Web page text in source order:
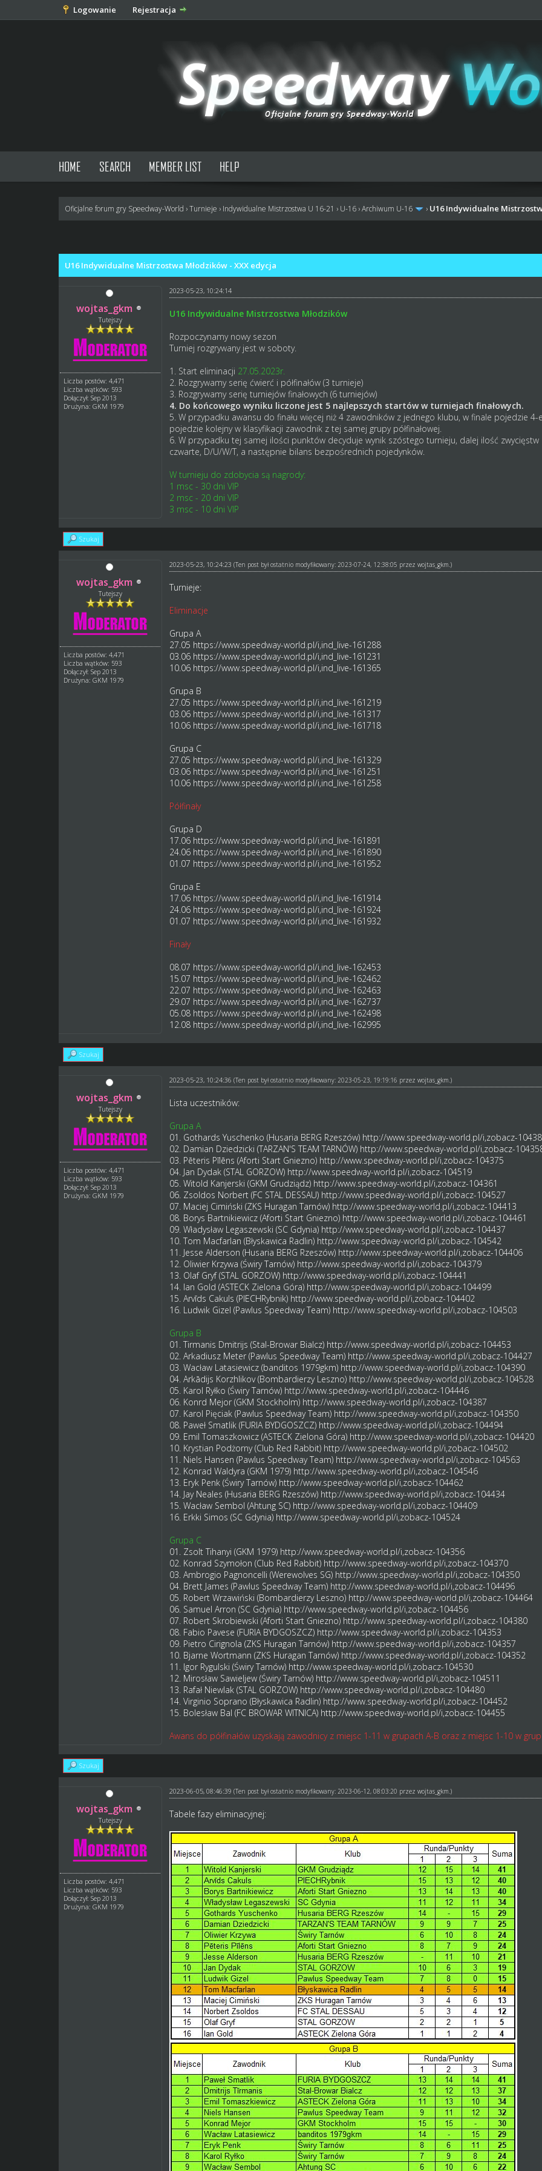
Logowanie Rejestracja
HOME SEARCH MEMBER LIST HELP
Oficjalne forum gry Speedway-World ›Turnieje › Indywidualne Mistrzostwa U 16-21 › U-16 ›Archiwum U-16 › U16 Indywidualne
U16 Indywidualne Mistrzostwa Młodzików - XXX edycja
wojtas_gkm
Tutejszy
Liczba postów: 4,471
Liczba wątków: 593
Dołączył: Sep 2013
Drużyna: GKM 1979
2023-05-23, 10:24:14
U16 Indywidualne Mistrzostwa Młodzików
Rozpoczynamy nowysezon
Turniej rozgrywany jest w soboty.
1. Start eliminacji 27.05.2023r.
2. Rozgrywamy serię ćwierć i półfinałów (3 turnieje)
3. Rozgrywamy serię turniejów finałowych (6 turniejów)
4. Do końcowego wyniku liczone jest 5 najlepszych startów w turniejach finałowych.
5. W przypadku awansu do finału więcej niż 4 zawodników z jednego klubu, w finale pojedzie
pojedzie kolejny w klasyfikacji zawodnik z tej samej grupy półfinałowej.
6. W przypadku tej samej ilości punktów decyduje wynik szóstego turnieju, dalej ilość
czwarte, D/U/W/T, a następnie bilans bezpośrednich pojedynków.
W turnieju do zdobycia są nagrody:
1 msc - 30 dni VIP
2 msc - 20 dni VIP
3 msc - 10 dni VIP
Szukaj
wojtas_gkm
Tutejszy
Liczba postów: 4,471
Liczba wątków: 593
Dołączył: Sep 2013
Drużyna: GKM 1979
2023-05-23, 10:24:23 (Ten post był ostatnio modyfikowany: 2023-07-24, 12:38:05 przez wojtas_gkm .)
Turnieje:
Eliminacje
Grupa A
27.05 https://www.speedway-world.pl/i,ind_live-161288
03.06 https://www.speedway-world.pl/i,ind_live-161231
10.06 https://www.speedway-world.pl/i,ind_live-161365
Grupa B
27.05 https://www.speedway-world.pl/i,ind_live-161219
03.06 https://www.speedway-world.pl/i,ind_live-161317
10.06 https://www.speedway-world.pl/i,ind_live-161718
Grupa C
27.05 https://www.speedway-world.pl/i,ind_live-161329
03.06 https://www.speedway-world.pl/i,ind_live-161251
10.06 https://www.speedway-world.pl/i,ind_live-161258
Półfinały
Grupa D
17.06 https://www.speedway-world.pl/i,ind_live-161891
24.06 https://www.speedway-world.pl/i,ind_live-161890
01.07 https://www.speedway-world.pl/i,ind_live-161952
Grupa E
17.06 https://www.speedway-world.pl/i,ind_live-161914
24.06 https://www.speedway-world.pl/i,ind_live-161924
01.07 https://www.speedway-world.pl/i,ind_live-161932
Finały
08.07 https://www.speedway-world.pl/i,ind_live-162453
15.07 https://www.speedway-world.pl/i,ind_live-162462
22.07 https://www.speedway-world.pl/i,ind_live-162463
29.07 https://www.speedway-world.pl/i,ind_live-162737
05.08 https://www.speedway-world.pl/i,ind_live-162498
12.08 https://www.speedway-world.pl/i,ind_live-162995
Szukaj
wojtas_gkm
Tutejszy
Liczba postów: 4,471
Liczba wątków: 593
Dołączył: Sep 2013
Drużyna: GKM 1979
2023-05-23, 10:24:36 (Ten post był ostatnio modyfikowany: 2023-05-23, 19:19:16 przez wojtas_gkm .)
Lista uczestników:
Grupa A
01. Gothards Yuschenko (Husaria BERG Rzeszów) http://www.speedway-world.pl/i,zobacz-
02. Damian Dziedzicki (TARZAN'S TEAM TARNÓW) http://www.speedway-world.pl/i,zobacz-
03. Pēteris Pīlēns (Aforti Start Gniezno) http://www.speedway-world.pl/i,zobacz-104375
04. Jan Dydak (STAL GORZOW) http://www.speedway-world.pl/i,zobacz-104519
05. Witold Kanjerski (GKM Grudziądz) http://www.speedway-world.pl/i,zobacz-104361
06. Zsoldos Norbert (FC STAL DESSAU) http://www.speedway-world.pl/i,zobacz-104527
07. Maciej Cimiński (ZKS Huragan Tarnów) http://www.speedway-world.pl/i,zobacz-104413
08. Borys Bartnikiewicz (Aforti Start Gniezno) http://www.speedway-world.pl/i,zobacz-104461
09. Władysław Legaszewski (SC Gdynia) http://www.speedway-world.pl/i,zobacz-104437
10. Tom Macfarlan (Błyskawica Radlin) http://www.speedway-world.pl/i,zobacz-104542
11. Jesse Alderson (Husaria BERG Rzeszów) http://www.speedway-world.pl/i,zobacz-104406
12. Oliwier Krzywa (Świry Tarnów) http://www.speedway-world.pl/i,zobacz-104379
13. Olaf Gryf (STAL GORZOW) http://www.speedway-world.pl/i,zobacz-104441
14. Ian Gold (ASTECK Zielona Góra) http://www.speedway-world.pl/i,zobacz-104499
15. Arvīds Cakuls (PIECHRybnik) http://www.speedway-world.pl/i,zobacz-104402
16. Ludwik Gizel (Pawlus Speedway Team) http://www.speedway-world.pl/i,zobacz-104503
Grupa B
01. Tirmanis Dmitrijs (Stal-Browar Bialcz) http://www.speedway-world.pl/i,zobacz-104453
02. Arkadiusz Meter (Pawlus Speedway Team) http://www.speedway-world.pl/i,zobacz-104427
03. Wacław Latasiewicz (banditos 1979gkm) http://www.speedway-world.pl/i,zobacz-104390
04. Arkādijs Korzhlikov (Bombardierzy Leszno) http://www.speedway-world.pl/i,zobacz-104528
05. Karol Ryłko (Świry Tarnów) http://www.speedway-world.pl/i,zobacz-104446
06. Konrd Mejor (GKM Stockholm) http://www.speedway-world.pl/i,zobacz-104387
07. Karol Pięciak (Pawlus Speedway Team) http://www.speedway-world.pl/i,zobacz-104350
08. Paweł Smatlik (FURIA BYDGOSZCZ) http://www.speedway-world.pl/i,zobacz-104494
09. Emil Tomaszkowicz (ASTECK Zielona Góra) http://www.speedway-world.pl/i,zobacz-104420
10. Krystian Podżorny (Club Red Rabbit) http://www.speedway-world.pl/i,zobacz-104502
11. Niels Hansen (Pawlus Speedway Team) http://www.speedway-world.pl/i,zobacz-104563
12. Konrad Waldyra (GKM 1979) http://www.speedway-world.pl/i,zobacz-104546
13. Eryk Penk (Świry Tarnów) http://www.speedway-world.pl/i,zobacz-104462
14. Jay Neales (Husaria BERG Rzeszów) http://www.speedway-world.pl/i,zobacz-104434
15. Wacław Sembol (Ahtung SC) http://www.speedway-world.pl/i,zobacz-104409
16. Erkki Simos (SC Gdynia) http://www.speedway-world.pl/i,zobacz-104524
Grupa C
01. Zsolt Tihanyi (GKM 1979) http://www.speedway-world.pl/i,zobacz-104356
02. Konrad Szymołon (Club Red Rabbit) http://www.speedway-world.pl/i,zobacz-104370
03. Ambrogio Pagnoncelli (Werewolves SG) http://www.speedway-world.pl/i,zobacz-104350
04. Brett James (Pawlus Speedway Team) http://www.speedway-world.pl/i,zobacz-104496
05. Robert Wrzawiński (Bombardierzy Leszno) http://www.speedway-world.pl/i,zobacz-104464
06. Samuel Arron (SC Gdynia) http://www.speedway-world.pl/i,zobacz-104456
07. Robert Skrobiewski (Aforti Start Gniezno) http://www.speedway-world.pl/i,zobacz-104380
08. Fabio Pavese (FURIA BYDGOSZCZ) http://www.speedway-world.pl/i,zobacz-104353
09. Pietro Cirignola (ZKS Huragan Tarnów) http://www.speedway-world.pl/i,zobacz-104357
10. Bjarne Wortmann (ZKS Huragan Tarnów) http://www.speedway-world.pl/i,zobacz-104352
11. Igor Rygulski (Świry Tarnów) http://www.speedway-world.pl/i,zobacz-104530
12. Mirosław Sawieljew (Świry Tarnów) http://www.speedway-world.pl/i,zobacz-104511
13. Rafał Niewlak (STAL GORZOW) http://www.speedway-world.pl/i,zobacz-104480
14. Virginio Soprano (Błyskawica Radlin) http://www.speedway-world.pl/i,zobacz-104452
15. Bolesław Bal (FC BROWAR WITNICA) http://www.speedway-world.pl/i,zobacz-104455
Awans do półfinałów uzyskają zawodnicy z miejsc 1-11 w grupach A-B oraz z miejsc 1-10 w
Szukaj
wojtas_gkm
Tutejszy
Liczba postów: 4,471
Liczba wątków: 593
Dołączył: Sep 2013
Drużyna: GKM 1979
2023-06-05, 08:46:39 (Ten post był ostatnio modyfikowany: 2023-06-12, 08:03:20 przez wojtas_gkm .)
Tabele fazy eliminacyjnej: